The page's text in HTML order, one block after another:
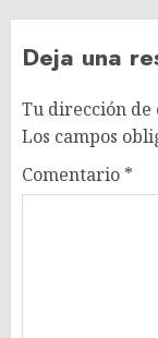
Deja una
Tu dirección de
Los campos
Comentario *